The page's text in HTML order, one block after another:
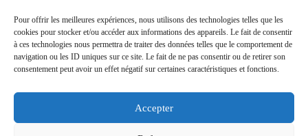
Pour offrir les meilleures expériences, nous utilisons des technologies telles que les
cookies pour stocker et/ou accéder aux informations des appareils. Le fait de consentir
à ces technologies nous permettra de traiter des données telles que le comportement de
navigation ou les ID uniques sur ce site. Le fait de ne pas consentir ou de retirer son
consentement peut avoir un effet négatif sur certaines caractéristiques et fonctions.
Accepter
✆06 22 39 73 24
✉contact@amgh-immobilier.com
Copyright © 2026 - André Machado Gonzalez Immobilier